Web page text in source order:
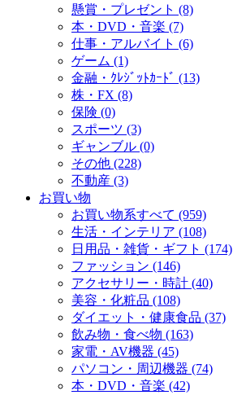
懸賞・プレゼント (8)
本・DVD・音楽 (7)
仕事・アルバイト (6)
ゲーム (1)
金融・ｸﾚｼﾞｯﾄｶｰﾄﾞ (13)
株・FX (8)
保険 (0)
スポーツ (3)
ギャンブル (0)
その他 (228)
不動産 (3)
お買い物
お買い物系すべて (959)
生活・インテリア (108)
日用品・雑貨・ギフト (174)
ファッション (146)
アクセサリー・時計 (40)
美容・化粧品 (108)
ダイエット・健康食品 (37)
飲み物・食べ物 (163)
家電・AV機器 (45)
パソコン・周辺機器 (74)
本・DVD・音楽 (42)